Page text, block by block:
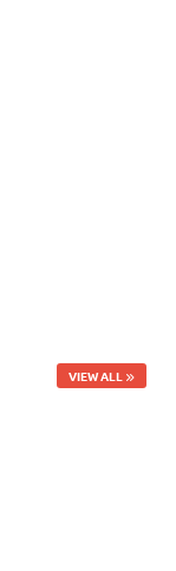
VIEW ALL